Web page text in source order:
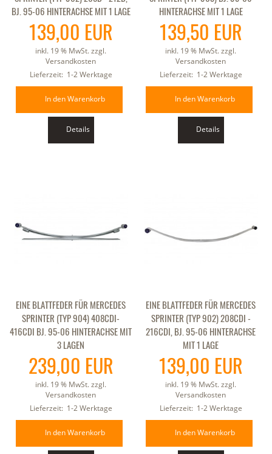
BJ. 95-06 HINTERACHSE MIT 1 LAGE
139,00 EUR
inkl. 19 % MwSt. zzgl.
Versandkosten
Lieferzeit: 1-2 Werktage
In den Warenkorb
Details
HINTERACHSE MIT 1 LAGE
139,50 EUR
inkl. 19 % MwSt. zzgl.
Versandkosten
Lieferzeit: 1-2 Werktage
In den Warenkorb
Details
EINE BLATTFEDER FÜR MERCEDES
SPRINTER (TYP 904) 408CDI-
416CDI BJ. 95-06 HINTERACHSE MIT
3 LAGEN
239,00 EUR
inkl. 19 % MwSt. zzgl.
Versandkosten
Lieferzeit: 1-2 Werktage
In den Warenkorb
EINE BLATTFEDER FÜR MERCEDES
SPRINTER (TYP 902) 208CDI -
216CDI, BJ. 95-06 HINTERACHSE
MIT 1 LAGE
139,00 EUR
inkl. 19 % MwSt. zzgl.
Versandkosten
Lieferzeit: 1-2 Werktage
In den Warenkorb